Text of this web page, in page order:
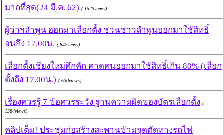
มากที่สุด(24 มี.ค. 62) ( 1523views)
ผู้ว่าฯลำพูน ออกมาเลือกตั้ง ชวนชาวลำพูนออกมาใช้สิทธิ์
จนถึง 17.00น. ( 842views)
เลือกตั้งเชียงใหม่คึกคัก คาดคนออกมาใช้สิทธิ์เกิน 80% (เลือก
ตั้งถึง 17.00น.) ( 630views)
เรื่องควรรู้ 7 ข้อควรระวัง ฐานความผิดของบัตรเลือกตั้ง (
1384views)
คลิปเต็ม! ประชุมก่อสร้างสะพานข้ามจุดตัดทางรถไฟ